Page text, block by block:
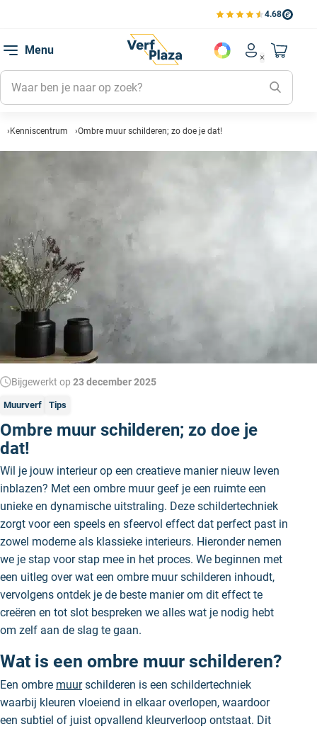
4.68
Bekijk de verfplaza
Menu
Account
Mijn
Mijn
Mijn
Naar
Kenniscentrum Ombre muur schilderen; zo doe je dat!
Bijgewerkt op 23 december 2025
Muurverf Tips
Ombre muur schilderen; zo doe je
dat!
Wil je jouw interieur op een creatieve manier nieuw leven
inblazen? Met een ombre muur geef je een ruimte een
unieke en dynamische uitstraling. Deze schildertechniek
zorgt voor een speels en sfeervol effect dat perfect past in
zowel moderne als klassieke interieurs. Hieronder nemen
we je stap voor stap mee in het proces. We beginnen met
een uitleg over wat een ombre muur schilderen inhoudt,
vervolgens ontdek je de beste manier om dit effect te
creëren en tot slot bespreken we alles wat je nodig hebt
om zelf aan de slag te gaan.
Wat is een ombre muur schilderen?
Een ombre muurschilderen is een schildertechniek
waarbij kleuren vloeiend in elkaar overlopen, waardoor
een subtiel of juist opvallend kleurverloop ontstaat. Dit